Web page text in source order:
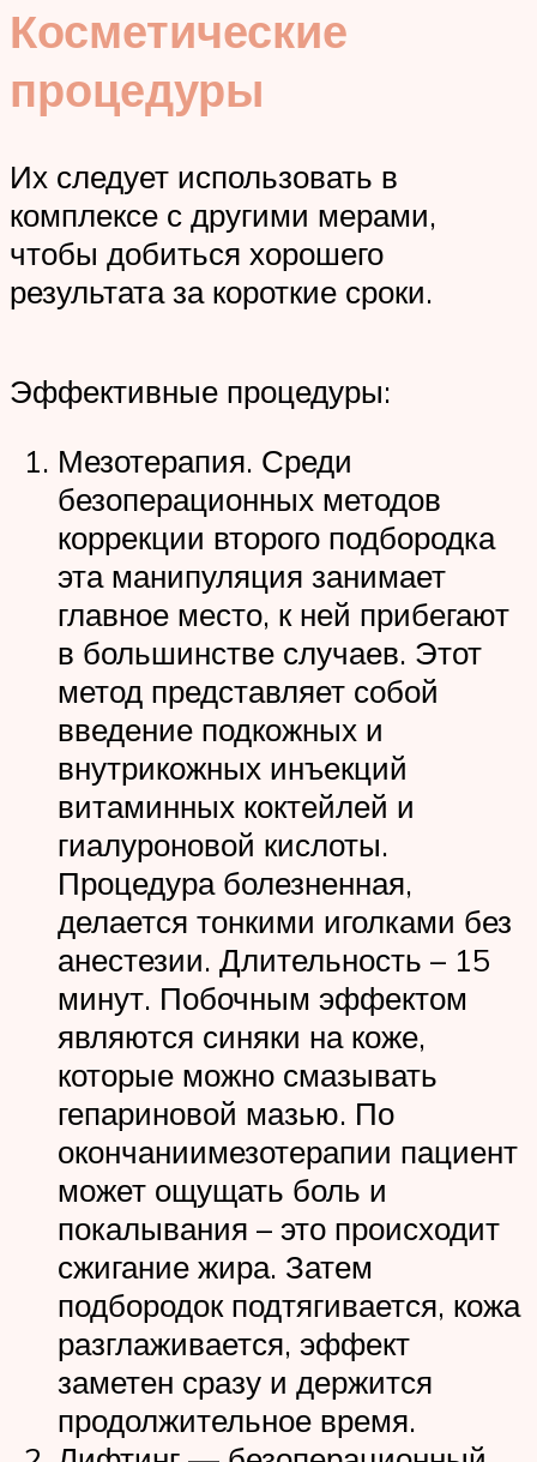
Косметические
процедуры
Их следует использовать в
комплексе с другими мерами,
чтобы добиться хорошего
результата за короткие сроки.
Эффективные процедуры:
Мезотерапия. Среди
безоперационных методов
коррекции второго подбородка
эта манипуляция занимает
главное место, к ней прибегают
в большинстве случаев. Этот
метод представляет собой
введение подкожных и
внутрикожных инъекций
витаминных коктейлей и
гиалуроновой кислоты.
Процедура болезненная,
делается тонкими иголками без
анестезии. Длительность – 15
минут. Побочным эффектом
являются синяки на коже,
которые можно смазывать
гепариновой мазью. По
окончаниимезотерапии пациент
может ощущать боль и
покалывания – это происходит
сжигание жира. Затем
подбородок подтягивается, кожа
разглаживается, эффект
заметен сразу и держится
продолжительное время.